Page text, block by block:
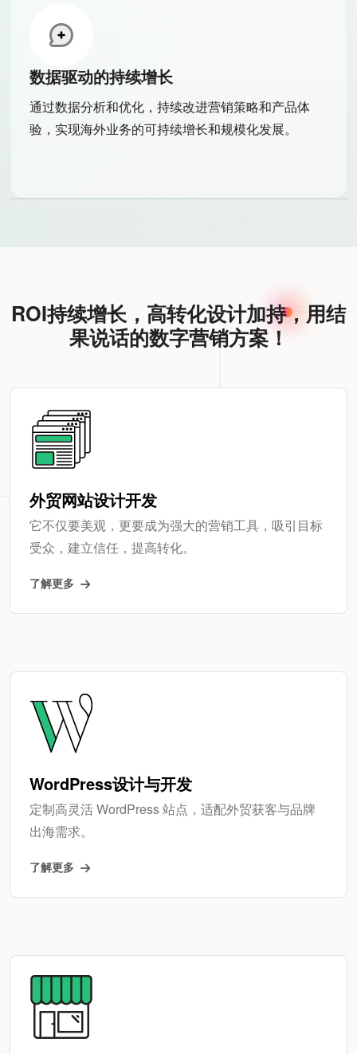
数据驱动的持续增长
通过数据分析和优化，持续改进营销策略和产品体
验，实现海外业务的可持续增长和规模化发展。
ROI持续增长，高转化设计加持，用结
果说话的数字营销方案！
外贸网站设计开发
它不仅要美观，更要成为强大的营销工具，吸引目标
受众，建立信任，提高转化。
了解更多
WordPress设计与开发
定制高灵活 WordPress 站点，适配外贸获客与品牌
出海需求。
了解更多